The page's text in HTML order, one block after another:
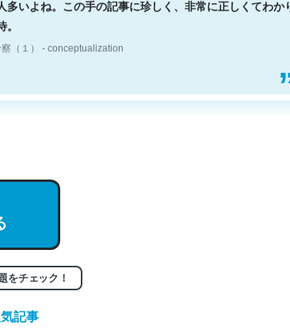
。
（１） - conceptualization
と英語小説100ページ分くらい。小説でいう「ずっと前
期記憶というには多い分量。進化すればするほど分かり
をチェック！
記事